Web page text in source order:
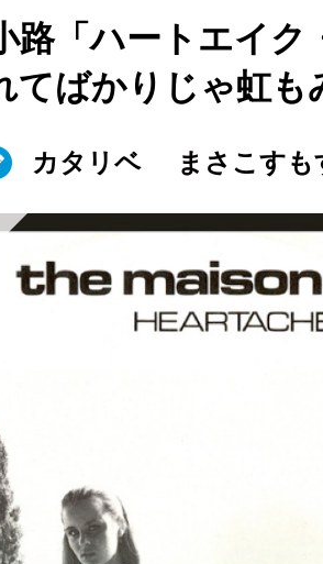
路「ハートエイク
てばかりじゃ虹も
カタリベ まさこすも